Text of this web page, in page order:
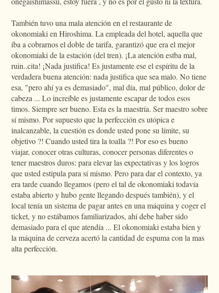
También tuvo una mala atención en el restaurante de
okonomiaki en Hiroshima. La empleada del hotel, aquella que
iba a cobrarnos el doble de tarifa, garantizó que era el mejor
okonomiaki de la estación (del tren). ¡La atención estba mal,
ruin..cita! ¡Nada justifica! Es justamente ese el espíritu de la
verdadera buena atención: nada justifica que sea malo. No tiene
esa, "pero ahí ya es demasiado", mal día, mal público, dolor de
cabeza ... Lo increíble es justamente escapar de todos esos
timos. Siempre ser bueno. Esta es la maestría. Ser maestro sobre
sí mismo. Por supuesto que la perfección es utópica e
inalcanzable, la cuestión es donde usted pone su límite, su
objetivo ?! Cuando usted tira la toalla ?! Por eso es bueno
viajar, conocer otras culturas, conocer personas diferentes o
tener maestros duros: para elevar las expectativas y los logros
que usted estipula para sí mismo. Pero para dar el contexto, ya
era tarde cuando llegamos (pero el tal de okonomiaki todavía
estaba abierto y hubo gente llegando después también), y el
local tenía un sistema de pagar antes en una máquina y coger el
ticket, y no estábamos familiarizados, ahí debe haber sido
demasiado para el que atendía ... El okonomiaki estaba bien y
la máquina de cerveza acertó la cantidad de espuma con la mas
alta perfección.